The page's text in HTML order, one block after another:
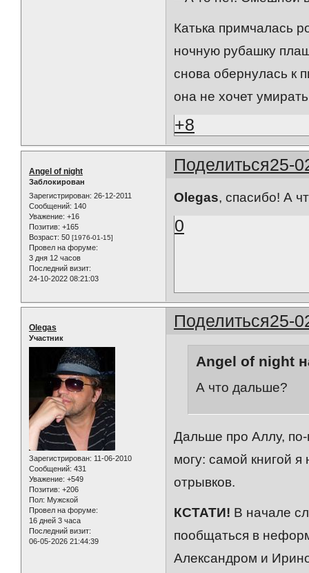
Катька примчалась
ночную рубашку
снова обернулась к
она не хочет
+8
Поделиться25-
Angel of night
Заблокирован
Зарегистрирован: 26-12-2011
Сообщений: 140
Уважение: +16
Позитив: +165
Возраст: 50 [1976-01-15]
Провел на форуме:
3 дня 12 часов
Последний визит:
24-10-2022 08:21:03
Olegas, спасибо! А
0
Поделиться25-
Olegas
Участник
Зарегистрирован: 11-06-2010
Сообщений: 431
Уважение: +549
Позитив: +206
Пол: Мужской
Провел на форуме:
16 дней 3 часа
Последний визит:
06-05-2026 21:44:39
Angel of night
А что дальше?
Дальше про Аллу, по-
могу: самой книгой
отрывков.
КСТАТИ! В начале
пообщаться в
Александром и